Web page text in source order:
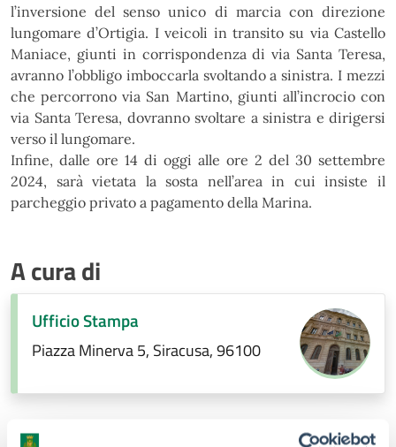
l’inversione del senso unico di marcia con direzione
lungomare d’Ortigia. I veicoli in transito su via Castello
Maniace, giunti in corrispondenza di via Santa Teresa,
avranno l’obbligo imboccarla svoltando a sinistra. I mezzi
che percorrono via San Martino, giunti all’incrocio con
via Santa Teresa, dovranno svoltare a sinistra e dirigersi
verso il lungomare.
Infine, dalle ore 14 di oggi alle ore 2 del 30 settembre
2024, sarà vietata la sosta nell’area in cui insiste il
parcheggio privato a pagamento della Marina.
A cura di
Ufficio Stampa
Piazza Minerva 5, Siracusa, 96100